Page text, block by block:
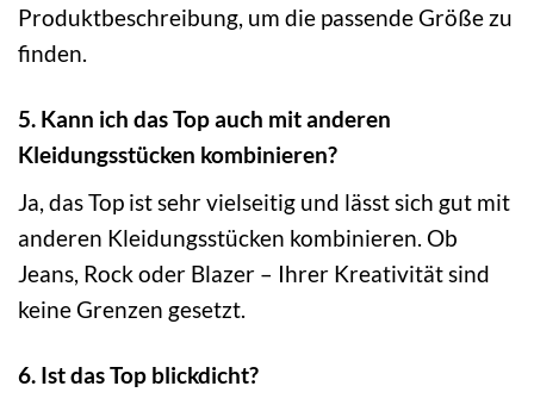
Produktbeschreibung, um die passende Größe zu
finden.
5. Kann ich das Top auch mit anderen
Kleidungsstücken kombinieren?
Ja, das Top ist sehr vielseitig und lässt sich gut mit
anderen Kleidungsstücken kombinieren. Ob
Jeans, Rock oder Blazer – Ihrer Kreativität sind
keine Grenzen gesetzt.
6. Ist das Top blickdicht?